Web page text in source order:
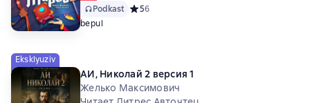
Podkast Средний рейтинг 5 на основе 6 оценок
56
bepul
Eksklyuziv
АИ, Николай 2 версия 1
Желько Максимович